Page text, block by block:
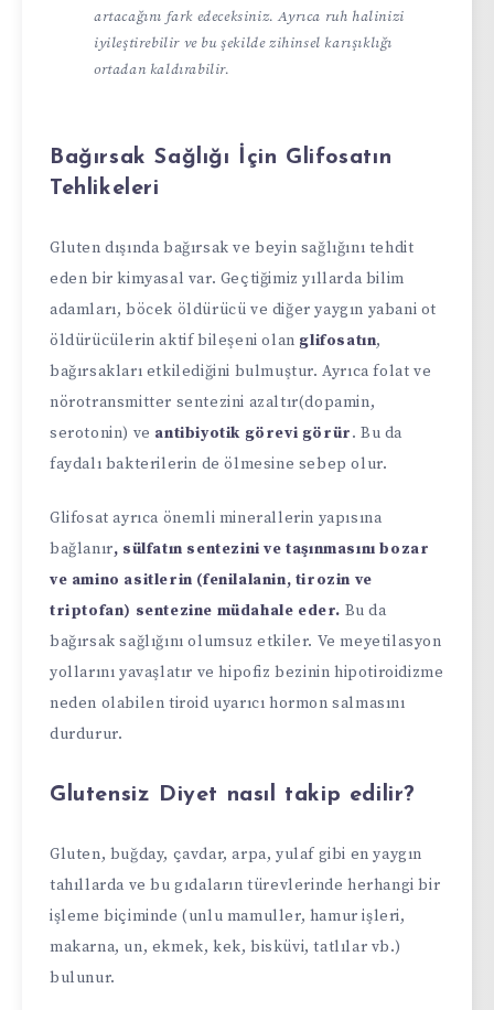
artacağını fark edeceksiniz. Ayrıca ruh halinizi
iyileştirebilir ve bu şekilde zihinsel karışıklığı
ortadan kaldırabilir.
Bağırsak Sağlığı İçin Glifosatın
Tehlikeleri
Gluten dışında bağırsak ve beyin sağlığını tehdit
eden bir kimyasal var. Geçtiğimiz yıllarda bilim
adamları, böcek öldürücü ve diğer yaygın yabani ot
öldürücülerin aktif bileşeni olan glifosatın,
bağırsakları etkilediğini bulmuştur. Ayrıca folat ve
nörotransmitter sentezini azaltır(dopamin,
serotonin) ve antibiyotik görevi görür. Bu da
faydalı bakterilerin de ölmesine sebep olur.
Glifosat ayrıca önemli minerallerin yapısına
bağlanır, sülfatın sentezini ve taşınmasını bozar
ve amino asitlerin (fenilalanin, tirozin ve
triptofan) sentezine müdahale eder. Bu da
bağırsak sağlığını olumsuz etkiler. Ve meyetilasyon
yollarını yavaşlatır ve hipofiz bezinin hipotiroidizme
neden olabilen tiroid uyarıcı hormon salmasını
durdurur.
Glutensiz Diyet nasıl takip edilir?
Gluten, buğday, çavdar, arpa, yulaf gibi en yaygın
tahıllarda ve bu gıdaların türevlerinde herhangi bir
işleme biçiminde (unlu mamuller, hamur işleri,
makarna, un, ekmek, kek, bisküvi, tatlılar vb.)
bulunur.